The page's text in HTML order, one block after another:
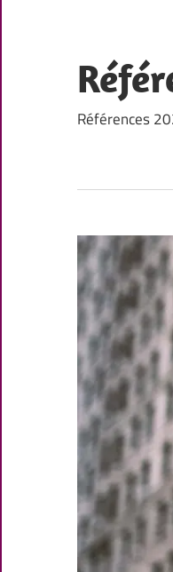
content
Références